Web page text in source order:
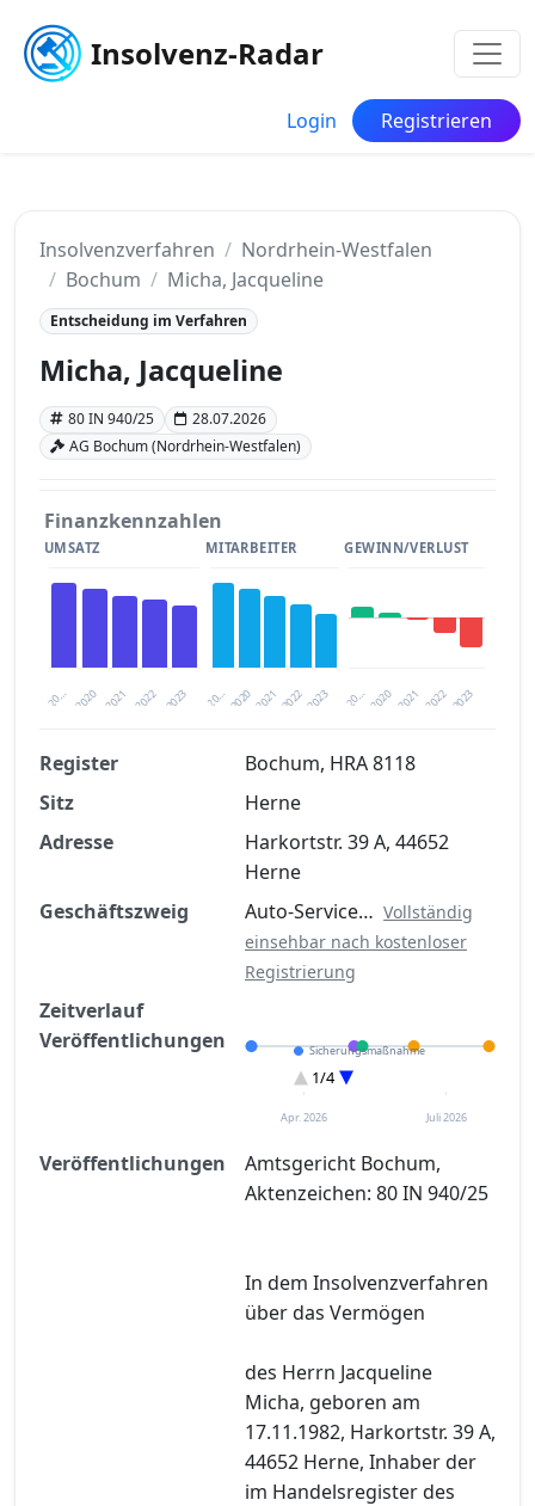
Insolvenz-Radar
Login Registrieren
Insolvenzverfahren
Nordrhein-Westfalen
Bochum
Micha, Jacqueline
Entscheidung im Verfahren
Micha, Jacqueline
80 IN 940/25
28.07.2026
AG Bochum (Nordrhein-Westfalen)
Finanzkennzahlen
UMSATZ
20… 2021 2023
2020 2022
MITARBEITER
20… 2021 2023
2020 2022
GEWINN/VERLUST
20… 2021 2023
2020 2022
Finanzkennzahlen nach kostenloser
Registrierung verfügbar
Jetzt kostenlos registrieren
Register
Bochum, HRA 8118
Sitz
Herne
Adresse
Harkortstr. 39 A, 44652
Herne
Geschäftszweig
Auto-Service… Vollständig
einsehbar nach kostenloser
Registrierung
Zeitverlauf
Veröffentlichungen
Sicherungsmaßnahme
Eröffnung
Restschuldbefreiung
1/4
Apr. 2026 Juli 2026
Veröffentlichungen
Amtsgericht Bochum,
Aktenzeichen: 80 IN 940/25
In dem Insolvenzverfahren
über das Vermögen
des Herrn Jacqueline
Micha, geboren am
17.11.1982, Harkortstr. 39 A,
44652 Herne, Inhaber der
im Handelsregister des